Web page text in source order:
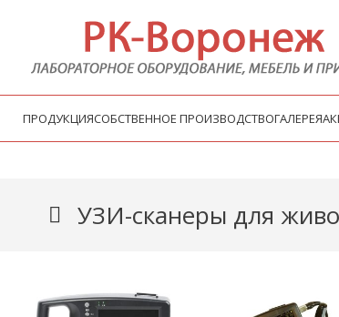
ПРОДУКЦИЯСОБСТВЕННОЕ ПРОИЗВОДСТВОГАЛЕРЕЯ
УЗИ-сканеры для